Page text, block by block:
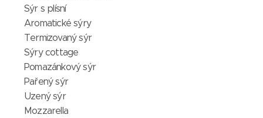
Sýr s plísní
Aromatické sýry
Termizovaný sýr
Sýry cottage
Pomazánkový sýr
Pařený sýr
Uzený sýr
Mozzarella